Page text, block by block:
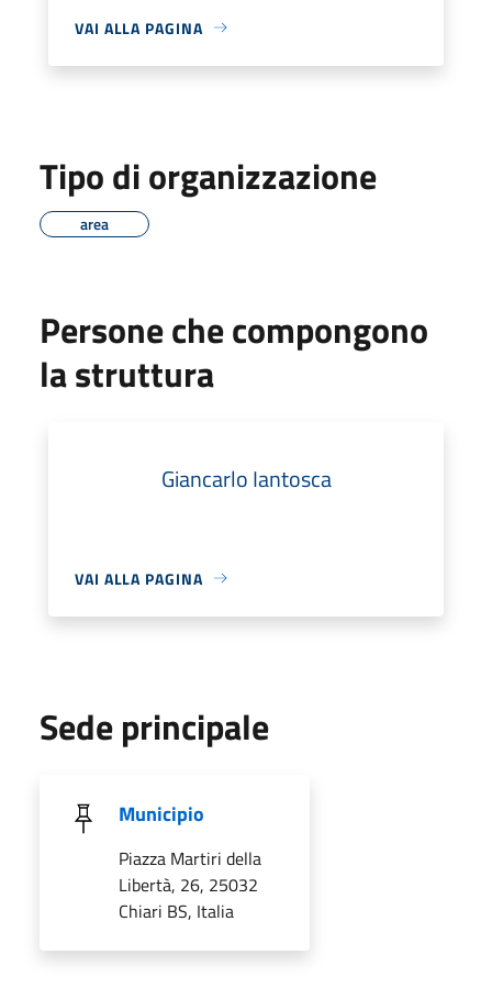
VAI ALLA PAGINA
Tipo di organizzazione
area
Persone che compongono
la struttura
Giancarlo Iantosca
VAI ALLA PAGINA
Sede principale
Municipio
Piazza Martiri della
Libertà, 26, 25032
Chiari BS, Italia